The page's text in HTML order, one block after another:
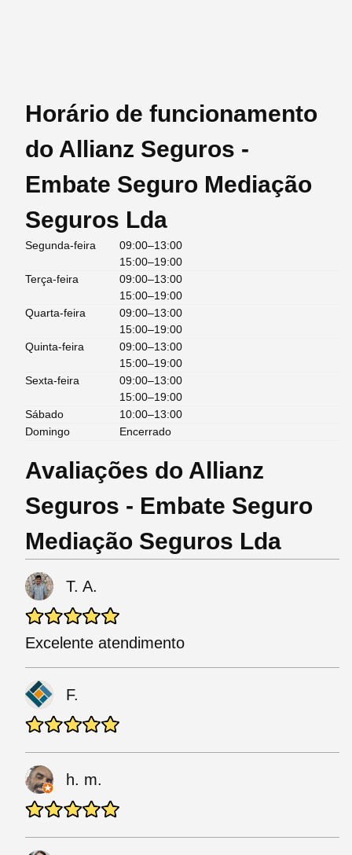
Horário de funcionamento
do Allianz Seguros -
Embate Seguro Mediação
Seguros Lda
Segunda-feira
09:00–13:00
15:00–19:00
Terça-feira
09:00–13:00
15:00–19:00
Quarta-feira
09:00–13:00
15:00–19:00
Quinta-feira
09:00–13:00
15:00–19:00
Sexta-feira
09:00–13:00
15:00–19:00
Sábado
10:00–13:00
Domingo
Encerrado
Avaliações do Allianz
Seguros - Embate Seguro
Mediação Seguros Lda
T. A.
Excelente atendimento
F.
h. m.